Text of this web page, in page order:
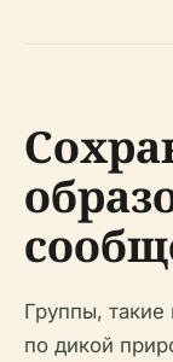
Группы,
по дикой